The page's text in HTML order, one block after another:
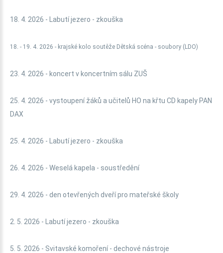
18. 4. 2026 - Labutí jezero - zkouška
18. - 19. 4. 2026 - krajské kolo soutěže Dětská scéna - soubory (LDO)
23. 4. 2026 - koncert v koncertním sálu ZUŠ
25. 4. 2026 - vystoupení žáků a učitelů HO na křtu CD kapely PAN
DAX
25. 4. 2026 - Labutí jezero - zkouška
26. 4. 2026 - Weselá kapela - soustředění
29. 4. 2026 - den otevřených dveří pro mateřské školy
2. 5. 2026 - Labutí jezero - zkouška
5. 5. 2026 - Svitavské komoření - dechové nástroje